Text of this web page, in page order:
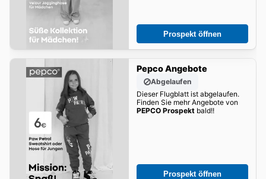
Prospekt öffnen
Pepco Angebote
Abgelaufen
Dieser Flugblatt ist abgelaufen.
Finden Sie mehr Angebote von
PEPCO Prospektbald!!
Prospekt öffnen